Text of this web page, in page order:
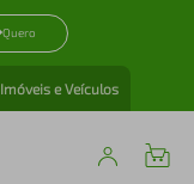
Quero
Imóveis e Veículos